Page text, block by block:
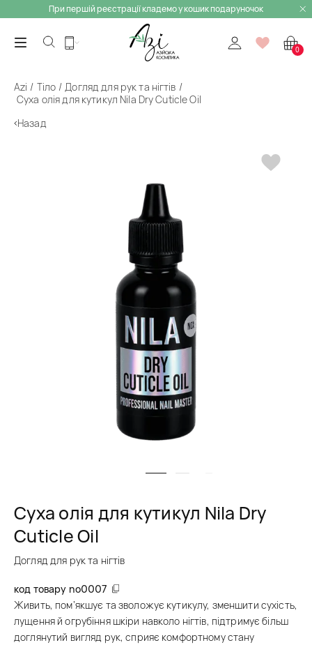
При першій реєстрації кладемо у кошик подаруночок
0
Azi Тіло
Догляд для рук та нігтів
Суха олія для кутикул Nila Dry Cuticle Oil
Назад
Суха олія для кутикул Nila Dry
Cuticle Oil
Догляд для рук та нігтів
код товару no0007
Живить, пом’якшує та зволожує кутикулу, зменшити сухість,
лущення й огрубіння шкіри навколо нігтів, підтримує більш
доглянутий вигляд рук, сприяє комфортному стану